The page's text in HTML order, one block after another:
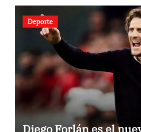
Deporte
Diego Forlán es el